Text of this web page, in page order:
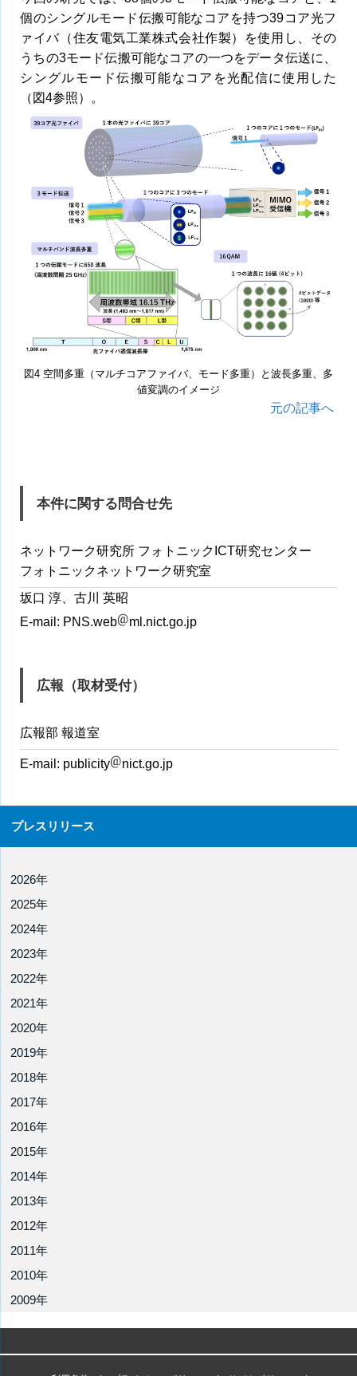
個のシングルモード伝搬可能なコアを持つ39コア光フ
ァイバ（住友電気工業株式会社作製）を使用し、その
うちの3モード伝搬可能なコアの一つをデータ伝送に、
シングルモード伝搬可能なコアを光配信に使用した
（図4参照）。
図4 空間多重（マルチコアファイバ、モード多重）と波長多重、多
値変調のイメージ
元の記事へ
本件に関する問合せ先
ネットワーク研究所 フォトニックICT研究センター
フォトニックネットワーク研究室
坂口 淳、古川 英昭
E-mail: PNS.web ml.nict.go.jp
広報（取材受付）
広報部 報道室
E-mail: publicity nict.go.jp
プレスリリース
2026年
2025年
2024年
2023年
2022年
2021年
2020年
2019年
2018年
2017年
2016年
2015年
2014年
2013年
2012年
2011年
2010年
2009年